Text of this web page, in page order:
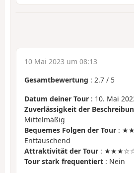
10 Mai 2023 um 08:13
Gesamtbewertung : 2.7 / 5
Datum deiner Tour : 10. Mai
Zuverlässigkeit der
Mittelmäßig
Bequemes Folgen der Tour :
Enttäuschend
Attraktivität der Tour : ★★★☆☆
Tour stark frequentiert : Nein